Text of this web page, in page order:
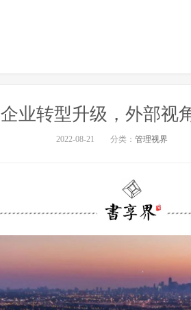
企业转型升级，外部视
2022-08-21 分类： 管理视界